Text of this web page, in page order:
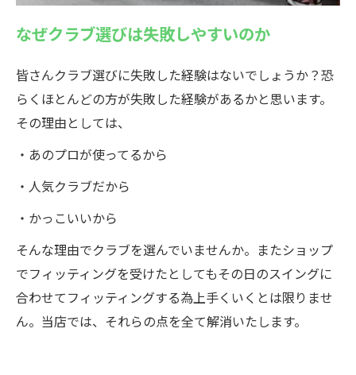
なぜクラブ選びは失敗しやすいのか
皆さんクラブ選びに失敗した経験はないでしょうか？恐
らくほとんどの方が失敗した経験があるかと思います。
その理由としては、
・あのプロが使ってるから
・人気クラブだから
・かっこいいから
そんな理由でクラブを選んでいませんか。またショップ
でフィッティングを受けたとしてもその日のスイングに
合わせてフィッティングする為上手くいくとは限りませ
ん。当店では、それらの点を全て解消いたします。